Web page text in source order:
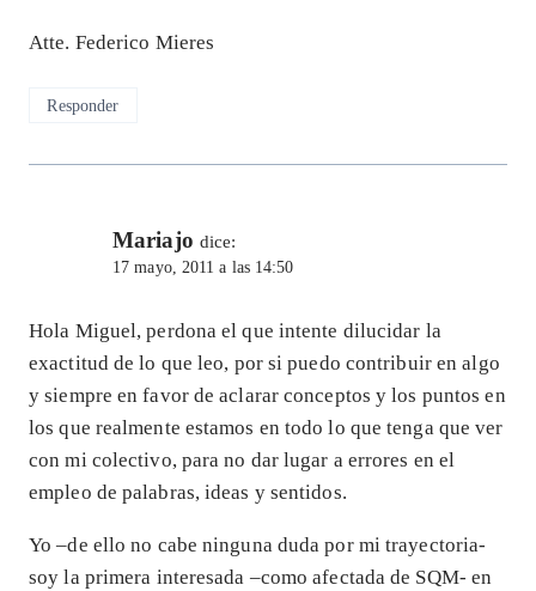
Atte. Federico Mieres
Responder
Mariajo dice:
17 mayo, 2011 a las 14:50
Hola Miguel, perdona el que intente dilucidar la
exactitud de lo que leo, por si puedo contribuir en algo
y siempre en favor de aclarar conceptos y los puntos en
los que realmente estamos en todo lo que tenga que ver
con mi colectivo, para no dar lugar a errores en el
empleo de palabras, ideas y sentidos.
Yo –de ello no cabe ninguna duda por mi trayectoria-
soy la primera interesada –como afectada de SQM- en